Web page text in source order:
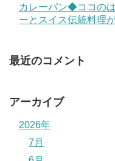
カレーパン◆ココの
ーとスイス伝統料理
最近のコメント
アーカイブ
2026年
7月